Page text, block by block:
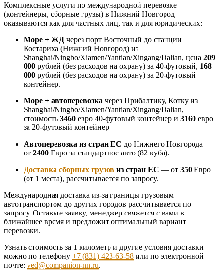
Комплексные услуги по международной перевозке
(контейнеры, сборные грузы) в Нижний Новгород
оказываются как для частных лиц, так и для юридических:
Море + ЖД через порт Восточный до станции
Костариха (Нижний Новгород) из
Shanghai/Ningbo/Xiamen/Yantian/Xingang/Dalian, цена 209
000 рублей (без расходов на охрану) за 40-футовый, 168
000 рублей (без расходов на охрану) за 20-футовый
контейнер.
Море + автоперевозка через Прибалтику, Котку из
Shanghai/Ningbo/Xiamen/Yantian/Xingang/Dalian,
стоимость 3460 евро 40-футовый контейнер и 3160 евро
за 20-футовый контейнер.
Автоперевозка из стран ЕС до Нижнего Новгорода —
от 2400 Евро за стандартное авто (82 куба).
Доставка сборных грузов из стран ЕС — от 350 Евро
(от 1 места), рассчитывается по запросу.
Международная доставка из-за границы грузовым
автотранспортом до других городов рассчитывается по
запросу. Оставьте заявку, менеджер свяжется с вами в
ближайшее время и предложит оптимальный вариант
перевозки.
Узнать стоимость за 1 километр и другие условия доставки
можно по телефону +7 (831) 423-63-58 или по электронной
почте: ved@companion-nn.ru.